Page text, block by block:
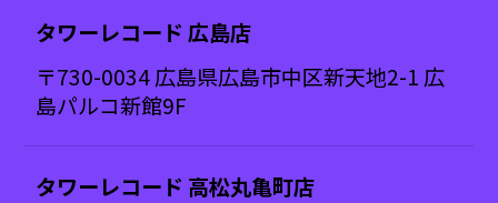
タワーレコード 広島店
〒730-0034 広島県広島市中区新天地2-1 広
島パルコ新館9F
タワーレコード 高松丸亀町店